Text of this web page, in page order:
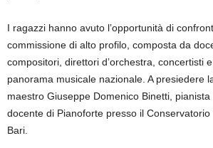
I ragazzi hanno avuto l’opportunità di
commissione di alto profilo, composta da
compositori, direttori d’orchestra, concertisti
panorama musicale nazionale. A presiedere
maestro Giuseppe Domenico Binetti,
docente di Pianoforte presso il Conservatorio
Bari.